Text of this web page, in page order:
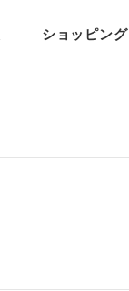
ショッピング